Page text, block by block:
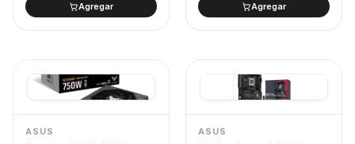
Agregar Agregar
ASUS ASUS